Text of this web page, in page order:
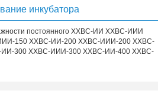
инкубатора
постоянного ХХВС-ИИ ХХВС-ИИИ
150 ХХВС-ИИ-200 ХХВС-ИИИ-200 ХХВС-
300 ХХВС-ИИИ-300 ХХВС-ИИ-400 ХХВС-